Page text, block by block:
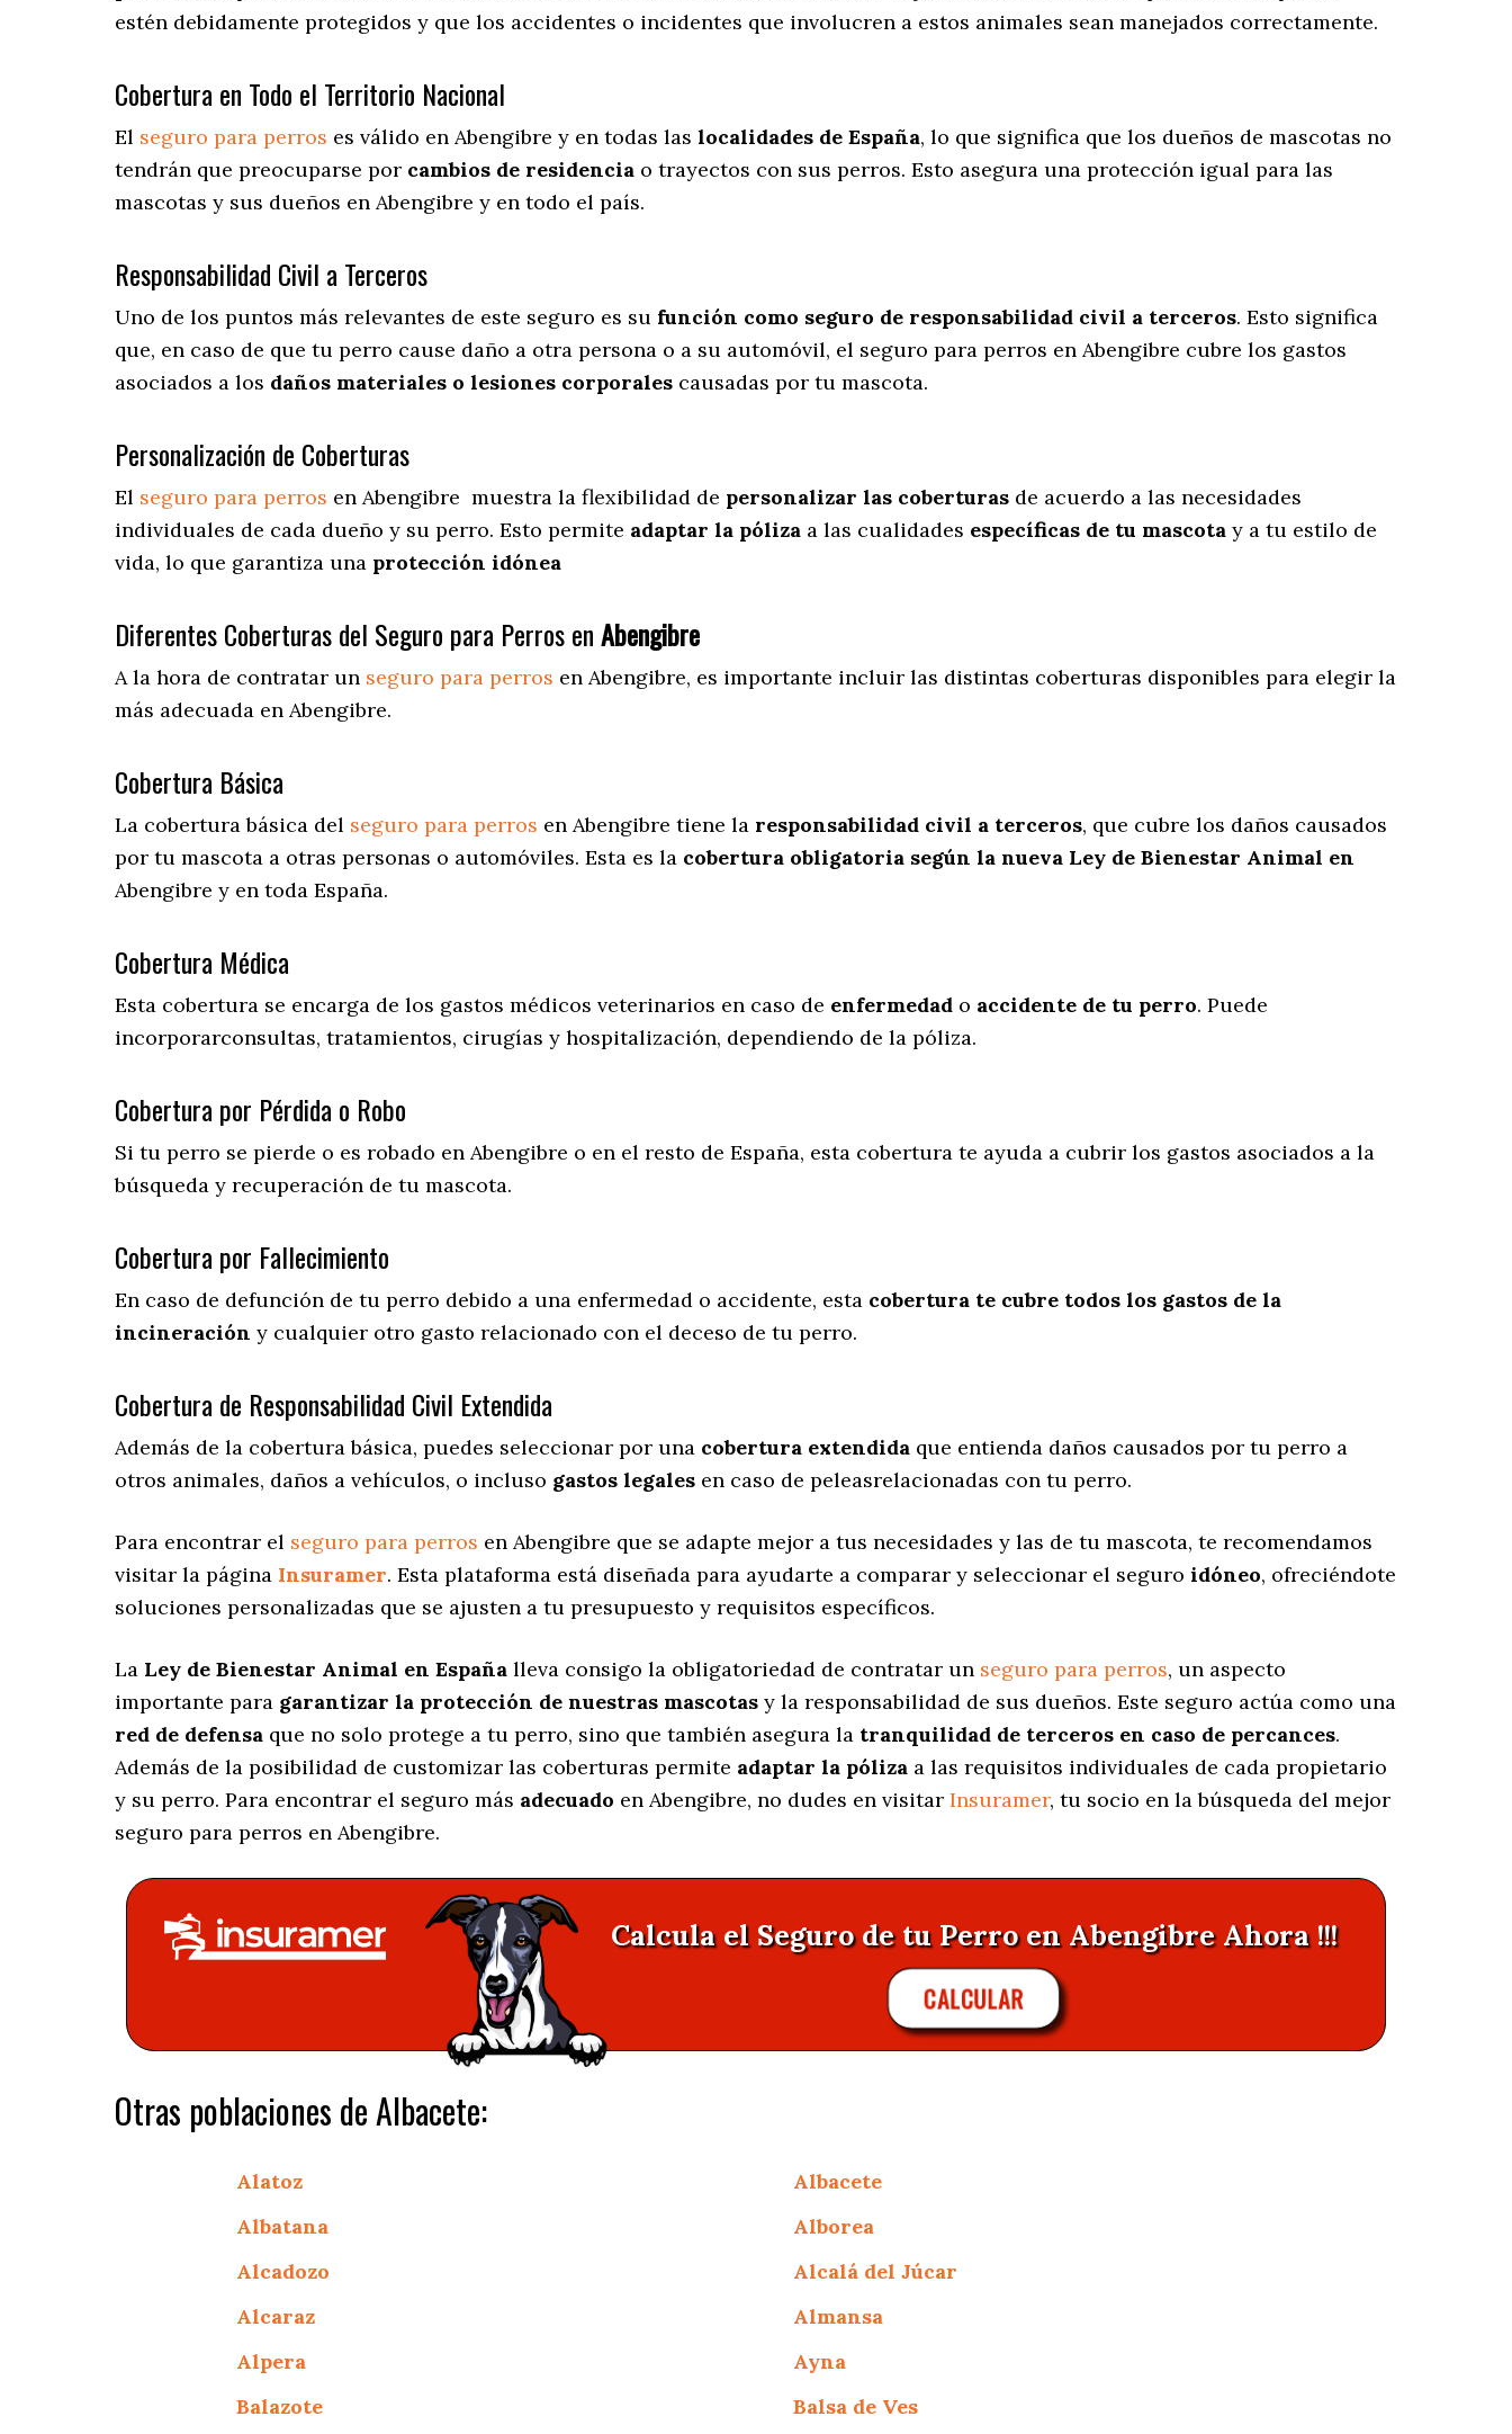
estén debidamente protegidos y que los accidentes o incidentes que involucren a estos animales sean manejados correctamente.
Cobertura en Todo el Territorio Nacional
El seguro para perros es válido en Abengibre y en todas las localidades de España, lo que significa que los dueños de mascotas no
tendrán que preocuparse por cambios de residencia o trayectos con sus perros. Esto asegura una protección igual para las
mascotas y sus dueños en Abengibre y en todo el país.
Responsabilidad Civil a Terceros
Uno de los puntos más relevantes de este seguro es su función como seguro de responsabilidad civil a terceros. Esto significa
que, en caso de que tu perro cause daño a otra persona o a su automóvil, el seguro para perros en Abengibre cubre los gastos
asociados a los daños materiales o lesiones corporales causadas por tu mascota.
Personalización de Coberturas
El seguro para perros en Abengibre muestra la flexibilidad de personalizar las coberturas de acuerdo a las necesidades
individuales de cada dueño y su perro. Esto permite adaptar la póliza a las cualidades específicas de tu mascota y a tu estilo de
vida, lo que garantiza una protección idónea
Diferentes Coberturas del Seguro para Perros enAbengibre
A la hora de contratar un seguro para perros en Abengibre, es importante incluir las distintas coberturas disponibles para elegir la
más adecuada en Abengibre.
Cobertura Básica
La cobertura básica del seguro para perros en Abengibre tiene la responsabilidad civil a terceros, que cubre los daños causados
por tu mascota a otras personas o automóviles. Esta es la cobertura obligatoria según la nueva Ley de Bienestar Animal en
Abengibre y en toda España.
Cobertura Médica
Esta cobertura se encarga de los gastos médicos veterinarios en caso de enfermedad o accidente de tu perro. Puede
incorporarconsultas, tratamientos, cirugías y hospitalización, dependiendo de la póliza.
Cobertura por Pérdida o Robo
Si tu perro se pierde o es robado en Abengibre o en el resto de España, esta cobertura te ayuda a cubrir los gastos asociados a la
búsqueda y recuperación de tu mascota.
Cobertura por Fallecimiento
En caso de defunción de tu perro debido a una enfermedad o accidente, esta cobertura te cubre todos los gastos de la
incineración y cualquier otro gasto relacionado con el deceso de tu perro.
Cobertura de Responsabilidad Civil Extendida
Además de la cobertura básica, puedes seleccionar por una cobertura extendida que entienda daños causados por tu perro a
otros animales, daños a vehículos, o incluso gastos legales en caso de peleasrelacionadas con tu perro.
Para encontrar el seguro para perros en Abengibre que se adapte mejor a tus necesidades y las de tu mascota, te recomendamos
visitar la página Insuramer. Esta plataforma está diseñada para ayudarte a comparar y seleccionar el seguro idóneo, ofreciéndote
soluciones personalizadas que se ajusten a tu presupuesto y requisitos específicos.
La Ley de Bienestar Animal en España lleva consigo la obligatoriedad de contratar un seguro para perros, un aspecto
importante para garantizar la protección de nuestras mascotas y la responsabilidad de sus dueños. Este seguro actúa como una
red de defensa que no solo protege a tu perro, sino que también asegura la tranquilidad de terceros en caso de percances.
Además de la posibilidad de customizar las coberturas permite adaptar la póliza a las requisitos individuales de cada propietario
y su perro. Para encontrar el seguro más adecuado en Abengibre, no dudes en visitar Insuramer, tu socio en la búsqueda del mejor
seguro para perros en Abengibre.
Calcula el Seguro de tu Perro en Abengibre Ahora !!!
CALCULAR
Otras poblaciones de Albacete:
Alatoz
Albacete
Albatana
Alborea
Alcadozo
Alcalá del Júcar
Alcaraz
Almansa
Alpera
Ayna
Balazote
Balsa de Ves